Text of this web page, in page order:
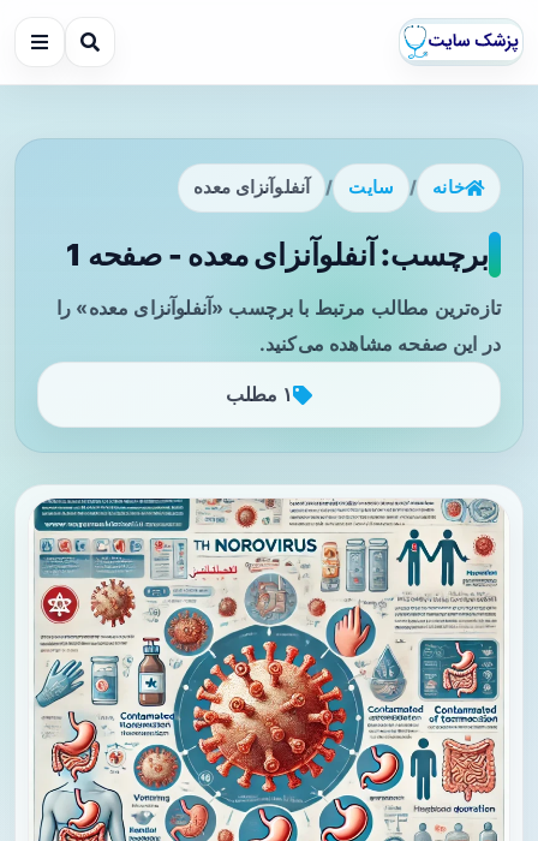
خانه / سایت / آنفلوآنزای معده
برچسب: آنفلوآنزای معده - صفحه 1
تازه‌ترین مطالب مرتبط با برچسب «آنفلوآنزای معده» را
در این صفحه مشاهده می‌کنید.
۱ مطلب